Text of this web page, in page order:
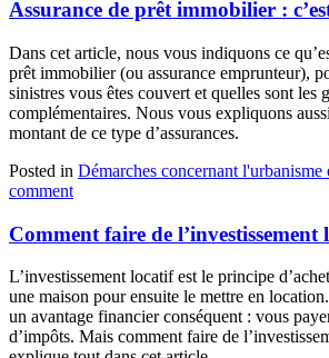
Assurance de prêt immobilier :
Dans cet article, nous vous indiquons ce
prêt immobilier (ou assurance emprunteur),
sinistres vous êtes couvert et quelles sont les
complémentaires. Nous vous expliquons
montant de ce type d’assurances.
Posted in Démarches concernant l'urbanisme
comment
Comment faire de l’investissement
L’investissement locatif est le principe
une maison pour ensuite le mettre en
un avantage financier conséquent : vous
d’impôts. Mais comment faire de